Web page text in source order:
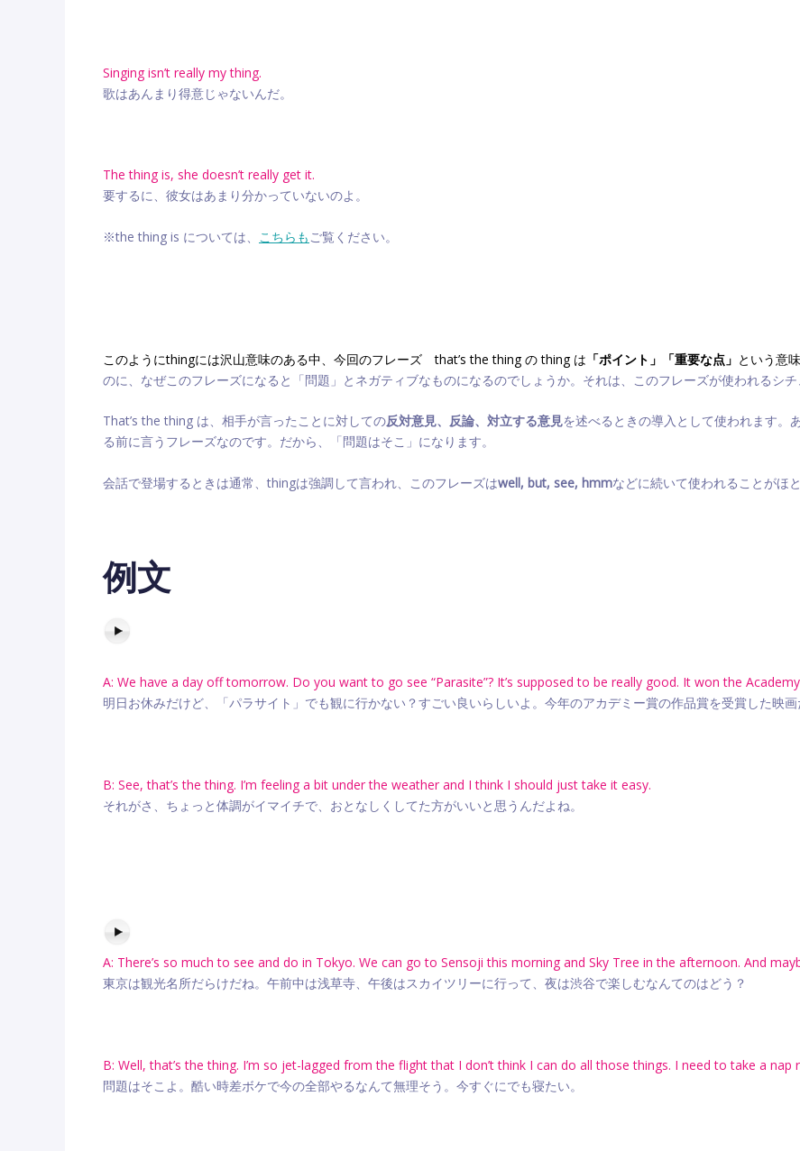
Singing isn’t really my thing.
歌はあんまり得意じゃないんだ。
The thing is, she doesn’t really get it.
要するに、彼女はあまり分かっていないのよ。
※the thing is については、 こちらも ご覧ください。
このようにthingには沢山意味のある中、今回のフレーズ that’s the thing の thing は 「ポイント」「重要な点」 という意
のに、なぜこのフレーズになると「問題」とネガティブなものになるのでしょうか。それは、このフレーズが使われるシチ
That’s the thing は、相手が言ったことに対しての反対意見、反論、対立する意見を述べるときの導入として使われます。
る前に言うフレーズなのです。だから、「問題はそこ」になります。
会話で登場するときは通常、thingは強調して言われ、このフレーズはwell, but, see, hmmなどに続いて使われることがほと
例文
A: We have a day off tomorrow. Do you want to go see “Parasite”? It’s supposed to be really good. It won the
明日お休みだけど、「パラサイト」でも観に行かない？すごい良いらしいよ。今年のアカデミー賞の作品賞を受賞した映画
B: See, that’s the thing. I’m feeling a bit under the weather and I think I should just take it easy.
それがさ、ちょっと体調がイマイチで、おとなしくしてた方がいいと思うんだよね。
A: There’s so much to see and do in Tokyo. We can go to Sensoji this morning and Sky Tree in the afternoon. And
東京は観光名所だらけだね。午前中は浅草寺、午後はスカイツリーに行って、夜は渋谷で楽しむなんてのはどう？
B: Well, that’s the thing. I’m so jet-lagged from the flight that I don’t think I can do all those things. I need to take a nap
問題はそこよ。酷い時差ボケで今の全部やるなんて無理そう。今すぐにでも寝たい。